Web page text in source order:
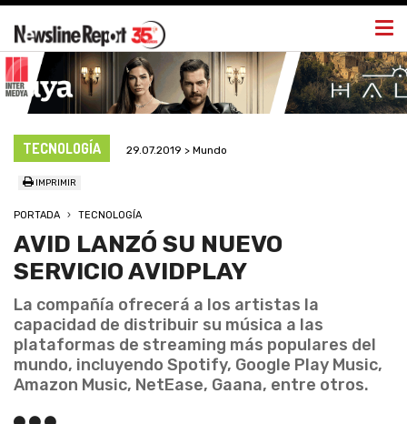
TECNOLOGÍA 29.07.2019 > Mundo
IMPRIMIR
PORTADA TECNOLOGÍA
AVID LANZÓ SU NUEVO
SERVICIO AVIDPLAY
La compañía ofrecerá a los artistas la
capacidad de distribuir su música a las
plataformas de streaming más populares del
mundo, incluyendo Spotify, Google Play Music,
Amazon Music, NetEase, Gaana, entre otros.